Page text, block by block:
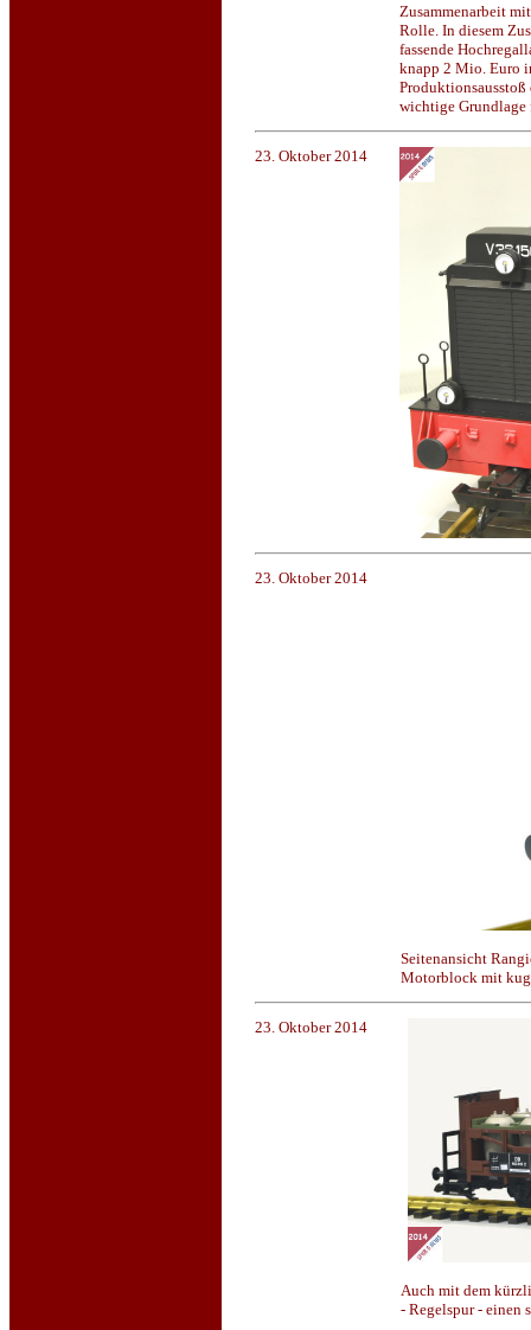
Zusammenarbeit
Rolle. In diesem
fassende
knapp 2 Mio. Euro
Produktionsausstoß
wichtige Grundlage
23. Oktober 2014
23. Oktober 2014
Seitenansicht
Motorblock mit
23. Oktober 2014
Auch mit dem
- Regelspur -